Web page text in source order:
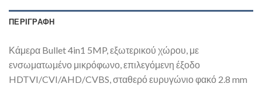
ΠΕΡΙΓΡΑΦΉ
Κάμερα Bullet 4in1 5MP, εξωτερικού χώρου, με
ενσωματωμένο μικρόφωνο, επιλεγόμενη έξοδο
HDTVI/CVI/AHD/CVBS, σταθερό ευρυγώνιο φακό 2.8 mm